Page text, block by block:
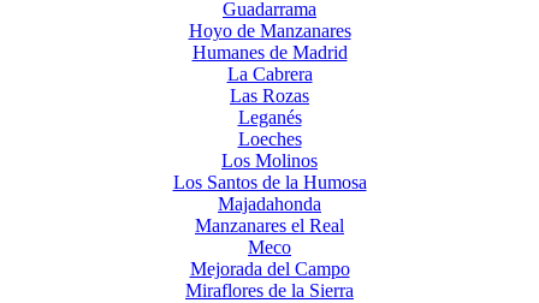
Guadarrama
Hoyo de Manzanares
Humanes de Madrid
La Cabrera
Las Rozas
Leganés
Loeches
Los Molinos
Los Santos de la Humosa
Majadahonda
Manzanares el Real
Meco
Mejorada del Campo
Miraflores de la Sierra